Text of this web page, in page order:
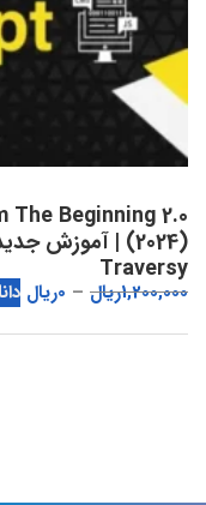
Beginning 2.0
Traversy
1,200,000ریال 0ریال